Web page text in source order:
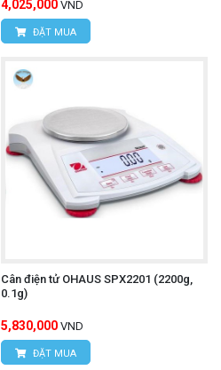
4,025,000 VND
ĐẶT MUA
Cân điện tử OHAUS SPX2201 (2200g,
0.1g)
5,830,000 VND
ĐẶT MUA